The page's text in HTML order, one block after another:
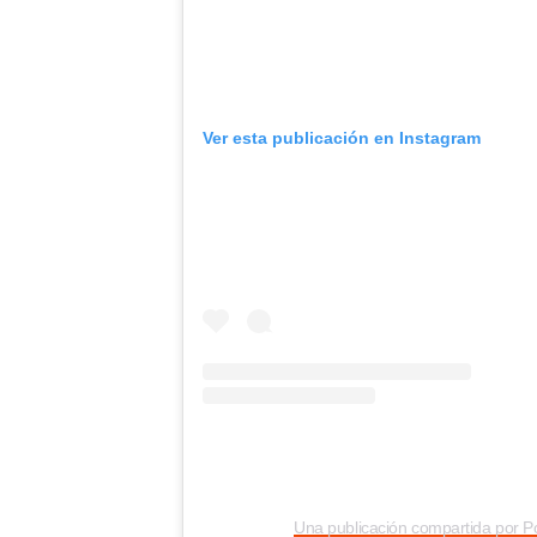
Ver esta publicación en Instagram
Una publicación compartida por